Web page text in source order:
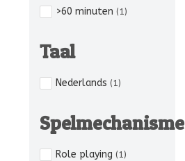
>60 minuten (1)
Taal
Nederlands (1)
Spelmechanisme
Role playing (1)